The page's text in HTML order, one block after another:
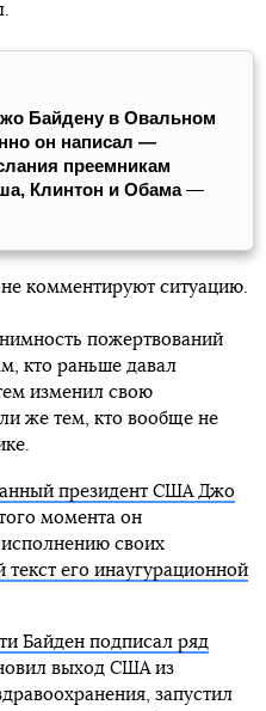
Байдену в Овальном
он написал —
преемникам
Клинтон и Обама—
комментируют ситуацию.
пожертвований
кто раньше давал
изменил свою
же тем, кто вообще не
президент США Джо
момента он
своих
текст его инаугурационной
Байден подписал ряд
выход США из
запустил